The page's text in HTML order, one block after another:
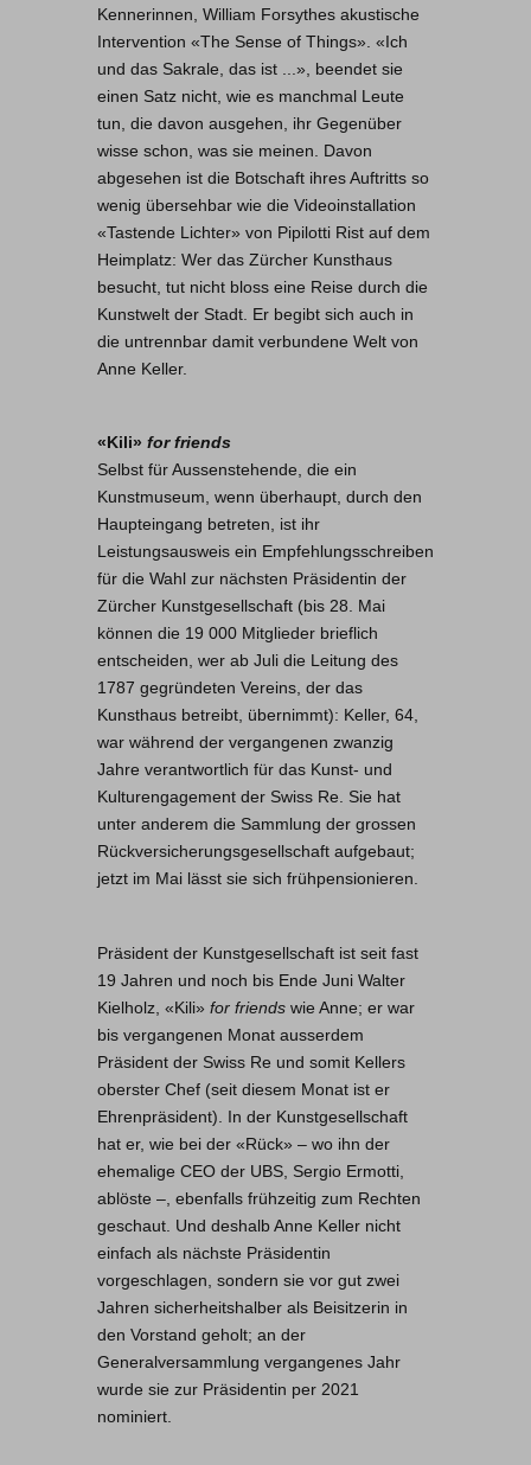
Kennerinnen, William Forsythes akustische
Intervention «The Sense of Things». «Ich
und das Sakrale, das ist ...», beendet sie
einen Satz nicht, wie es manchmal Leute
tun, die davon ausgehen, ihr Gegenüber
wisse schon, was sie meinen. Davon
abgesehen ist die Botschaft ihres Auftritts so
wenig übersehbar wie die Videoinstallation
«Tastende Lichter» von Pipilotti Rist auf dem
Heimplatz: Wer das Zürcher Kunsthaus
besucht, tut nicht bloss eine Reise durch die
Kunstwelt der Stadt. Er begibt sich auch in
die untrennbar damit verbundene Welt von
Anne Keller.
«Kili» for friends
Selbst für Aussenstehende, die ein
Kunstmuseum, wenn überhaupt, durch den
Haupteingang betreten, ist ihr
Leistungsausweis ein Empfehlungsschreiben
für die Wahl zur nächsten Präsidentin der
Zürcher Kunstgesellschaft (bis 28. Mai
können die 19 000 Mitglieder brieflich
entscheiden, wer ab Juli die Leitung des
1787 gegründeten Vereins, der das
Kunsthaus betreibt, übernimmt): Keller, 64,
war während der vergangenen zwanzig
Jahre verantwortlich für das Kunst- und
Kulturengagement der Swiss Re. Sie hat
unter anderem die Sammlung der grossen
Rückversicherungsgesellschaft aufgebaut;
jetzt im Mai lässt sie sich frühpensionieren.
Präsident der Kunstgesellschaft ist seit fast
19 Jahren und noch bis Ende Juni Walter
Kielholz, «Kili» for friendswie Anne; er war
bis vergangenen Monat ausserdem
Präsident der Swiss Re und somit Kellers
oberster Chef (seit diesem Monat ist er
Ehrenpräsident). In der Kunstgesellschaft
hat er, wie bei der «Rück» – wo ihn der
ehemalige CEO der UBS, Sergio Ermotti,
ablöste –, ebenfalls frühzeitig zum Rechten
geschaut. Und deshalb Anne Keller nicht
einfach als nächste Präsidentin
vorgeschlagen, sondern sie vor gut zwei
Jahren sicherheitshalber als Beisitzerin in
den Vorstand geholt; an der
Generalversammlung vergangenes Jahr
wurde sie zur Präsidentin per 2021
nominiert.